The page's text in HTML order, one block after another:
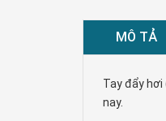
MÔ TẢ
Tay đẩy
nay.